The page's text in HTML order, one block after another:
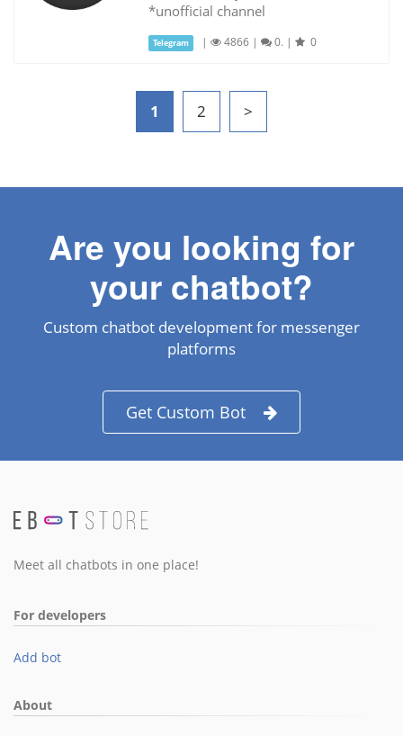
*unofficial channel
Telegram | 4866 | 0. | 0
1 2 >
Are you looking for
your chatbot?
Custom chatbot development for messenger
platforms
Get Custom Bot
Meet all chatbots in one place!
For developers
Add bot
About